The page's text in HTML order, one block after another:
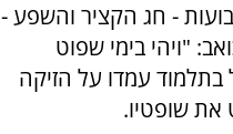
- חג הקציר והשפע -
"ויהי בימי שפוט
בתלמוד עמדו על הזיקה
את שופטיו.